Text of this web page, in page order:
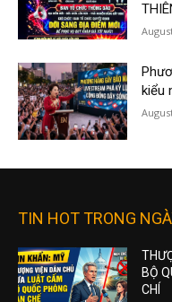
kiểu
TIN HOT TRONG
BỘ
CHÍ